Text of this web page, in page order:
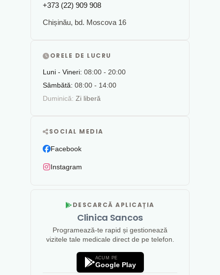
+373 (22) 909 908
Chișinău, bd. Moscova 16
ORELE DE LUCRU
Luni - Vineri: 08:00 - 20:00
Sâmbătă: 08:00 - 14:00
Duminică: Zi liberă
SOCIAL MEDIA
Facebook
Instagram
DESCARCĂ APLICAȚIA
Clinica Sancos
Programează-te rapid și gestionează
vizitele tale medicale direct de pe telefon.
ACUM PE
Google Play